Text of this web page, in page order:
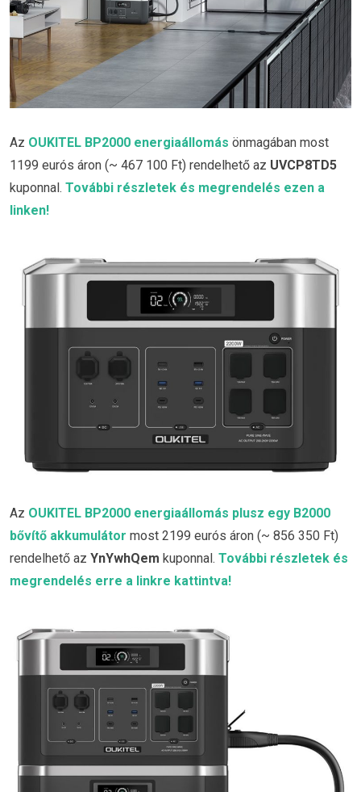
Az OUKITEL BP2000 energiaállomás önmagában most
1199 eurós áron (~ 467 100 Ft) rendelhető az UVCP8TD5
kuponnal. További részletek és megrendelés ezen a
linken!
Az OUKITEL BP2000 energiaállomás plusz egy B2000
bővítő akkumulátor most 2199 eurós áron (~ 856 350 Ft)
rendelhető az YnYwhQem kuponnal. További részletek és
megrendelés erre a linkre kattintva!